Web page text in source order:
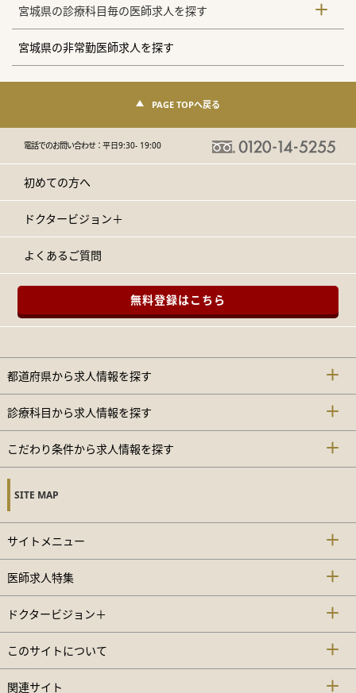
宮城県の診療科目毎の医師求人を探す
宮城県の非常勤医師求人を探す
PAGE TOPへ戻る
電話でのお問い合わせ：平日9:30- 19:00
初めての方へ
ドクタービジョン＋
よくあるご質問
無料登録はこちら
都道府県から求人情報を探す
診療科目から求人情報を探す
こだわり条件から求人情報を探す
SITE MAP
サイトメニュー
医師求人特集
ドクタービジョン＋
このサイトについて
関連サイト